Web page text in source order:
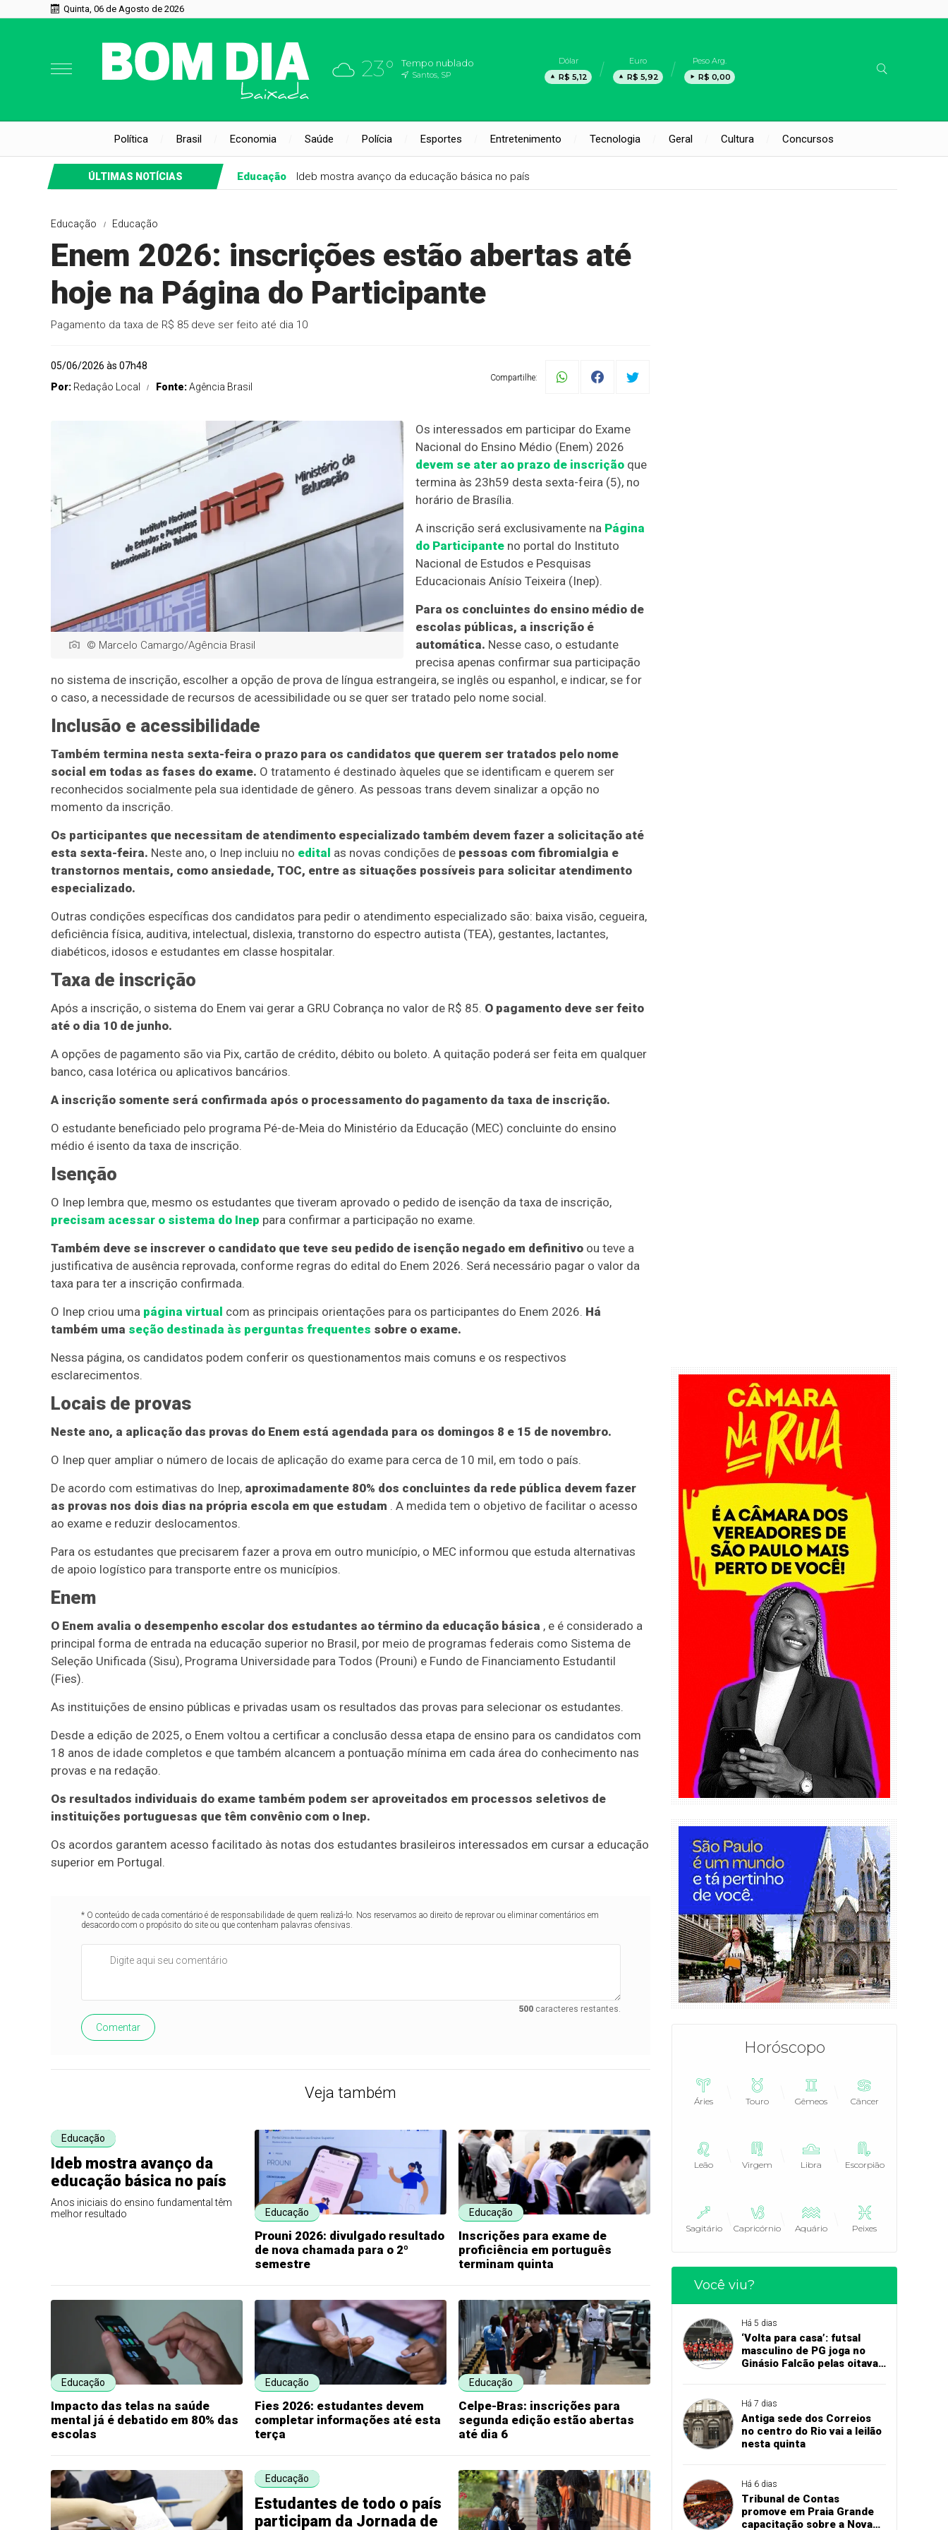
Quinta, 06 de Agosto de 2026
23° Tempo nublado
Santos, SP
Dólar
R$ 5,12
Euro
R$ 5,92
Peso Arg.
R$ 0,00
Política Brasil Economia Saúde Polícia Esportes Entretenimento Tecnologia Geral Cultura Concursos
ÚLTIMAS NOTÍCIAS Educação Ideb mostra avanço da educação básica no país
Educação Educação
Enem 2026: inscrições estão abertas até
hoje na Página do Participante
Pagamento da taxa de R$ 85 deve ser feito até dia 10
05/06/2026 às 07h48
Por: Redaçâo Local Fonte:Agência Brasil
Compartilhe:
© Marcelo Camargo/Agência Brasil
Os interessados em participar do Exame
Nacional do Ensino Médio (Enem) 2026
devem se ater ao prazo de inscrição que
termina às 23h59 desta sexta-feira (5), no
horário de Brasília.
A inscrição será exclusivamente na Página
do Participante no portal do Instituto
Nacional de Estudos e Pesquisas
Educacionais Anísio Teixeira (Inep).
Para os concluintes do ensino médio de
escolas públicas, a inscrição é
automática. Nesse caso, o estudante
precisa apenas confirmar sua participação
no sistema de inscrição, escolher a opção de prova de língua estrangeira, se inglês ou espanhol, e indicar, se for
o caso, a necessidade de recursos de acessibilidade ou se quer ser tratado pelo nome social.
Inclusão e acessibilidade
Também termina nesta sexta-feira o prazo para os candidatos que querem ser tratados pelo nome
social em todas as fases do exame. O tratamento é destinado àqueles que se identificam e querem ser
reconhecidos socialmente pela sua identidade de gênero. As pessoas trans devem sinalizar a opção no
momento da inscrição.
Os participantes que necessitam de atendimento especializado também devem fazer a solicitação até
esta sexta-feira. Neste ano, o Inep incluiu no edital as novas condições de pessoas com fibromialgia e
transtornos mentais, como ansiedade, TOC, entre as situações possíveis para solicitar atendimento
especializado.
Outras condições específicas dos candidatos para pedir o atendimento especializado são: baixa visão, cegueira,
deficiência física, auditiva, intelectual, dislexia, transtorno do espectro autista (TEA), gestantes, lactantes,
diabéticos, idosos e estudantes em classe hospitalar.
Taxa de inscrição
Após a inscrição, o sistema do Enem vai gerar a GRU Cobrança no valor de R$ 85. O pagamento deve ser feito
até o dia 10 de junho.
A opções de pagamento são via Pix, cartão de crédito, débito ou boleto. A quitação poderá ser feita em qualquer
banco, casa lotérica ou aplicativos bancários.
A inscrição somente será confirmada após o processamento do pagamento da taxa de inscrição.
O estudante beneficiado pelo programa Pé-de-Meia do Ministério da Educação (MEC) concluinte do ensino
médio é isento da taxa de inscrição.
Isenção
O Inep lembra que, mesmo os estudantes que tiveram aprovado o pedido de isenção da taxa de inscrição,
precisam acessar o sistema do Inep para confirmar a participação no exame.
Também deve se inscrever o candidato que teve seu pedido de isenção negado em definitivo ou teve a
justificativa de ausência reprovada, conforme regras do edital do Enem 2026. Será necessário pagar o valor da
taxa para ter a inscrição confirmada.
O Inep criou uma página virtual com as principais orientações para os participantes do Enem 2026. Há
também uma seção destinada às perguntas frequentes sobre o exame.
Nessa página, os candidatos podem conferir os questionamentos mais comuns e os respectivos
esclarecimentos.
Locais de provas
Neste ano, a aplicação das provas do Enem está agendada para os domingos 8 e 15 de novembro.
O Inep quer ampliar o número de locais de aplicação do exame para cerca de 10 mil, em todo o país.
De acordo com estimativas do Inep, aproximadamente 80% dos concluintes da rede pública devem fazer
as provas nos dois dias na própria escola em que estudam . A medida tem o objetivo de facilitar o acesso
ao exame e reduzir deslocamentos.
Para os estudantes que precisarem fazer a prova em outro município, o MEC informou que estuda alternativas
de apoio logístico para transporte entre os municípios.
Enem
O Enem avalia o desempenho escolar dos estudantes ao término da educação básica , e é considerado a
principal forma de entrada na educação superior no Brasil, por meio de programas federais como Sistema de
Seleção Unificada (Sisu), Programa Universidade para Todos (Prouni) e Fundo de Financiamento Estudantil
(Fies).
As instituições de ensino públicas e privadas usam os resultados das provas para selecionar os estudantes.
Desde a edição de 2025, o Enem voltou a certificar a conclusão dessa etapa de ensino para os candidatos com
18 anos de idade completos e que também alcancem a pontuação mínima em cada área do conhecimento nas
provas e na redação.
Os resultados individuais do exame também podem ser aproveitados em processos seletivos de
instituições portuguesas que têm convênio com o Inep.
Os acordos garantem acesso facilitado às notas dos estudantes brasileiros interessados em cursar a educação
superior em Portugal.
* O conteúdo de cada comentário é de responsabilidade de quem realizá-lo. Nos reservamos ao direito de reprovar ou eliminar comentários em
desacordo com o propósito do site ou que contenham palavras ofensivas.
500caracteres restantes.
Comentar
Veja também
Educação
Ideb mostra avanço da
educação básica no país
Anos iniciais do ensino fundamental têm
melhor resultado
Educação
Prouni 2026: divulgado resultado
de nova chamada para o 2º
semestre
Educação
Inscrições para exame de
proficiência em português
terminam quinta
Educação
Impacto das telas na saúde
mental já é debatido em 80% das
escolas
Educação
Fies 2026: estudantes devem
completar informações até esta
terça
Educação
Celpe-Bras: inscrições para
segunda edição estão abertas
até dia 6
Educação
Estudantes de todo o país
participam da Jornada de
Horóscopo
Áries Touro Gêmeos Câncer
Leão Virgem Libra Escorpião
Sagitário Capricórnio Aquário Peixes
Você viu?
Há 5 dias
‘Volta para casa’: futsal
masculino de PG joga no
Ginásio Falcão pelas oitavas
Há 7 dias
Antiga sede dos Correios
no centro do Rio vai a leilão
nesta quinta
Há 6 dias
Tribunal de Contas
promove em Praia Grande
capacitação sobre a Nova